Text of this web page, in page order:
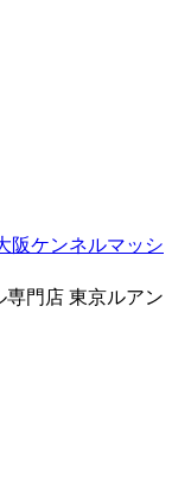
チール・ブル
合が多く、成長す
いきます。こう
しょう。 ヨーク
にお問い合わせ
面から心を開く
主には甘えん坊で
の際は頭ごなし
ンをとってあげ
アの育成・販売の
ください。
阪ケンネルマッシ
門店 東京ルアン